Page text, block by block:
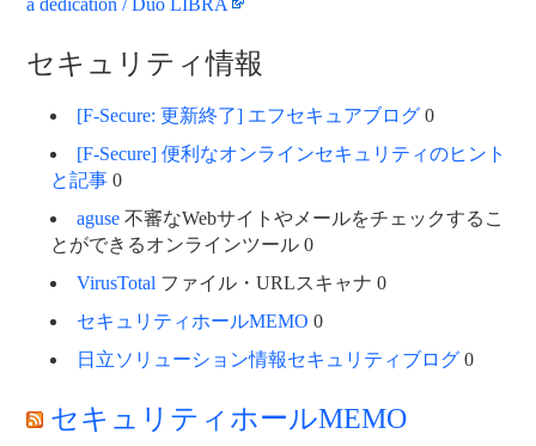
セキュリティ情報
[F-Secure: 更新終了] エフセキュアブログ 0
[F-Secure] 便利なオンラインセキュリティのヒント
と記事 0
aguse 不審なWebサイトやメールをチェックするこ
とができるオンラインツール 0
VirusTotal ファイル・URLスキャナ 0
セキュリティホールMEMO 0
日立ソリューション情報セキュリティブログ 0
セキュリティホールMEMO